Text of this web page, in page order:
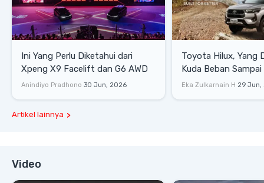
Ini Yang Perlu Diketahui dari
Xpeng X9 Facelift dan G6 AWD
Anindiyo Pradhono 30 Jun, 2026
Toyota Hilux, Yang
Kuda Beban
Lifestyle
Eka Zulkarnain H 29 Jun,
Artikel lainnya
Video